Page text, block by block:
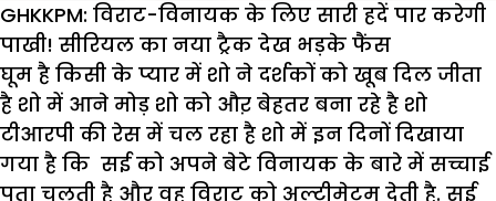
GHKKPM: विराट-विनायक के लिए सारी हदें पार करेगी
पाखी! सीरियल का नया ट्रैक देख भड़के फैंस
घूम है किसी के प्यार में शो ने दर्शकों को खूब दिल जीता
है शो में आने मोड़ शो को औऱ बेहतर बना रहे है शो
टीआरपी की रेस में चल रहा है शो में इन दिनों दिखाया
गया है कि सई को अपने बेटे विनायक के बारे में सच्चाई
पता चलती है और वह विराट को अल्टीमेटम देती है. सई